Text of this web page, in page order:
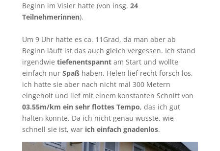
Beginn im Visier hatte (von insg. 24
Teilnehmerinnen).
Um 9 Uhr hatte es ca. 11Grad, da man aber ab
Beginn läuft ist das auch gleich vergessen. Ich stand
irgendwie tiefenentspannt am Start und wollte
einfach nur Spaß haben. Helen lief recht forsch los,
ich hatte sie aber nach nicht mal 300 Metern
eingeholt und lief mit einem konstanten Schnitt von
03.55m/km ein sehr flottes Tempo, das ich gut
halten konnte. Da ich nicht genau wusste, wie
schnell sie ist, war ich einfach gnadenlos.